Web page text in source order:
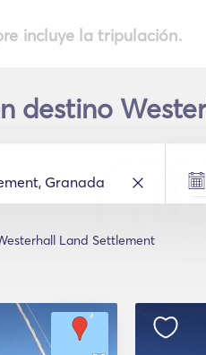
incluye la tripulación.
destino
Land Settlement